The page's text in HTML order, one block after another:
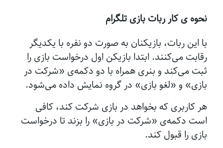
نحوه ی کار ربات بازی تلگرام
با این ربات، بازیکنان به صورت دو نفره با یکدیگر
رقابت می‌کنند. ابتدا بازیکن اول درخواست بازی را
ثبت می‌کند و بنری همراه با دو دکمه‌ی «شرکت در
بازی» و «لغو بازی» در گروه نمایش داده می‌شود.
هر کاربری که بخواهد در بازی شرکت کند، کافی
است دکمه‌ی «شرکت در بازی» را بزند تا درخواست
بازی را قبول کند.